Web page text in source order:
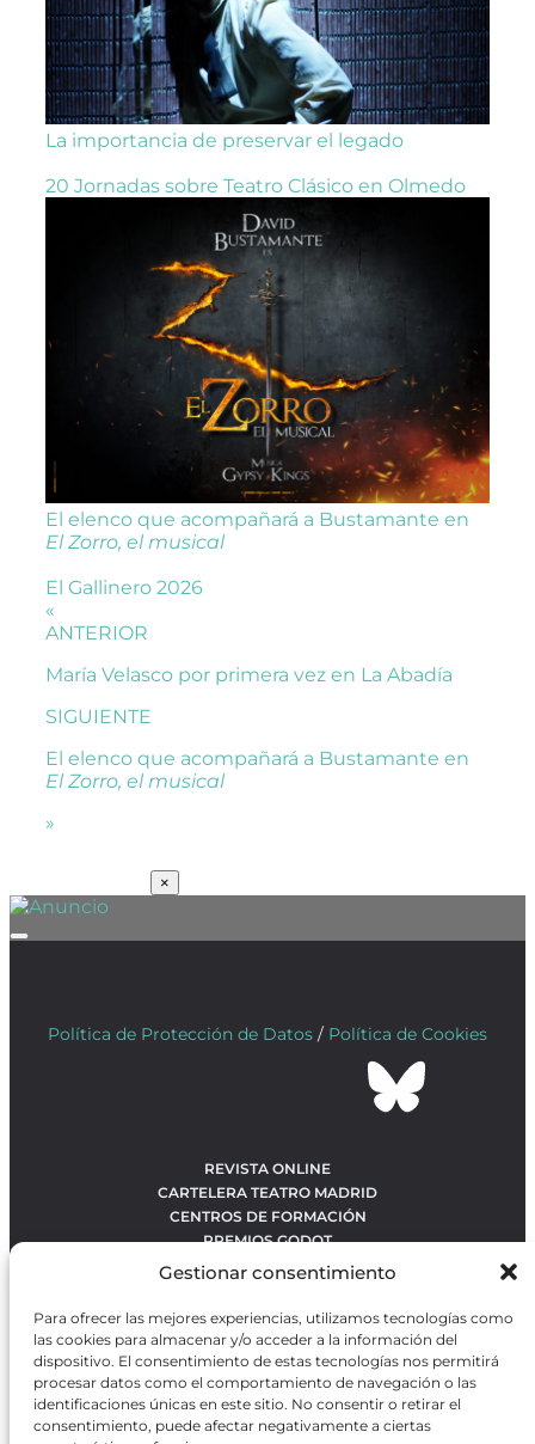
Gestionar consentimiento
Para ofrecer las mejores experiencias, utilizamos tecnologías como
las cookies para almacenar y/o acceder a la información del
dispositivo. El consentimiento de estas tecnologías nos permitirá
procesar datos como el comportamiento de navegación o las
identificaciones únicas en este sitio. No consentir o retirar el
consentimiento, puede afectar negativamente a ciertas
La importancia de preservar el legado
20 Jornadas sobre Teatro Clásico en Olmedo
El elenco que acompañará a Bustamante en
El Zorro, el musical
El Gallinero 2026
«
ANTERIOR
María Velasco por primera vez en La Abadía
SIGUIENTE
El elenco que acompañará a Bustamante en
El Zorro, el musical
»
×
Política de Protección de Datos / Política de Cookies
REVISTA ONLINE
CARTELERA TEATRO MADRID
CENTROS DE FORMACIÓN
PREMIOS GODOT
CONTACTO
OBRAS MÁS VOTADAS
RANKING MEJORES OBRAS
BÚSQUEDA AVANZADA DE OBRAS